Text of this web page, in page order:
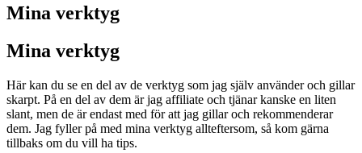
Mina verktyg
Mina verktyg
Här kan du se en del av de verktyg som jag själv använder och gillar
skarpt. På en del av dem är jag affiliate och tjänar kanske en liten
slant, men de är endast med för att jag gillar och rekommenderar
dem. Jag fyller på med mina verktyg allteftersom, så kom gärna
tillbaks om du vill ha tips.